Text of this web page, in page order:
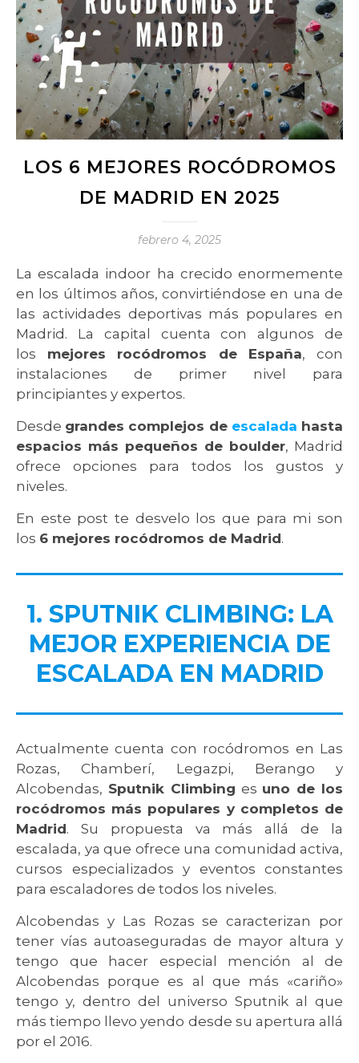
LOS 6 MEJORES ROCÓDROMOS
DE MADRID EN 2025
febrero 4, 2025
La escalada indoor ha crecido enormemente
en los últimos años, convirtiéndose en una de
las actividades deportivas más populares en
Madrid. La capital cuenta con algunos de
los mejores rocódromos de España, con
instalaciones de primer nivel para
principiantes y expertos.
Desde grandes complejos de escalada hasta
espacios más pequeños de boulder, Madrid
ofrece opciones para todos los gustos y
niveles.
En este post te desvelo los que para mi son
los 6 mejores rocódromos de Madrid.
1. SPUTNIK CLIMBING: LA
MEJOR EXPERIENCIA DE
ESCALADA EN MADRID
Actualmente cuenta con rocódromos en Las
Rozas, Chamberí, Legazpi, Berango y
Alcobendas, Sputnik Climbing es uno de los
rocódromos más populares y completos de
Madrid. Su propuesta va más allá de la
escalada, ya que ofrece una comunidad activa,
cursos especializados y eventos constantes
para escaladores de todos los niveles.
Alcobendas y Las Rozas se caracterizan por
tener vías autoaseguradas de mayor altura y
tengo que hacer especial mención al de
Alcobendas porque es al que más «cariño»
tengo y, dentro del universo Sputnik al que
más tiempo llevo yendo desde su apertura allá
por el 2016.